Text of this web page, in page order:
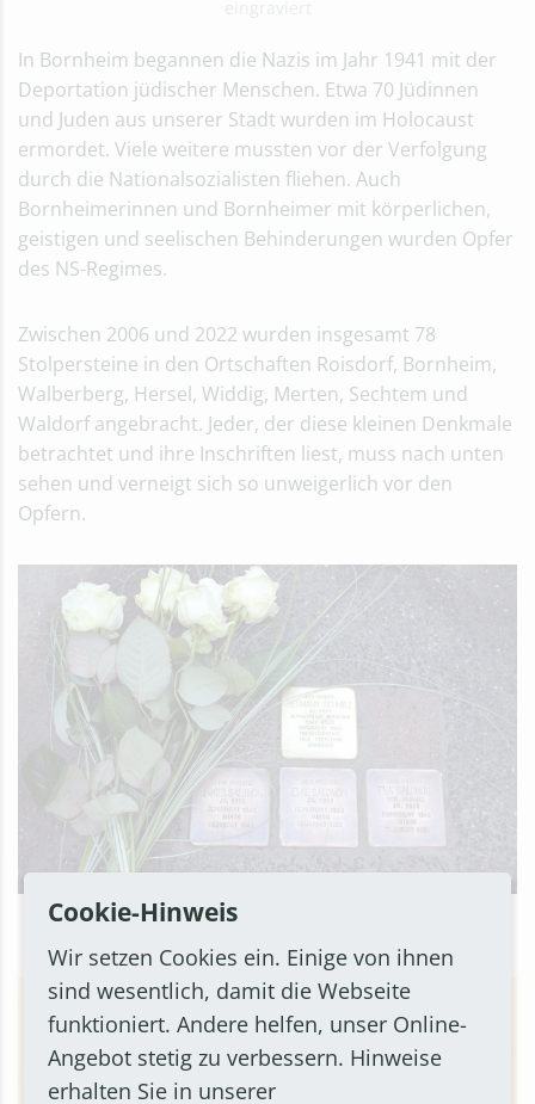
In Bornheim begannen die Nazis im Jahr 1941 mit der
Deportation jüdischer Menschen. Etwa 70 Jüdinnen
und Juden aus unserer Stadt wurden im Holocaust
ermordet. Viele weitere mussten vor der Verfolgung
durch die Nationalsozialisten fliehen. Auch
Bornheimerinnen und Bornheimer mit körperlichen,
geistigen und seelischen Behinderungen wurden Opfer
des NS-Regimes.
Zwischen 2006 und 2022 wurden insgesamt 78
Stolpersteine in den Ortschaften Roisdorf, Bornheim,
Walberberg, Hersel, Widdig, Merten, Sechtem und
Waldorf angebracht. Jeder, der diese kleinen Denkmale
betrachtet und ihre Inschriften liest, muss nach unten
sehen und verneigt sich so unweigerlich vor den
Opfern.
Die Stolpersteine erinnern an Menschen, die Opfer des
Cookie-Hinweis
Wir setzen Cookies ein. Einige von ihnen
sind wesentlich, damit die Webseite
funktioniert. Andere helfen, unser Online-
Angebot stetig zu verbessern. Hinweise
erhalten Sie in unserer